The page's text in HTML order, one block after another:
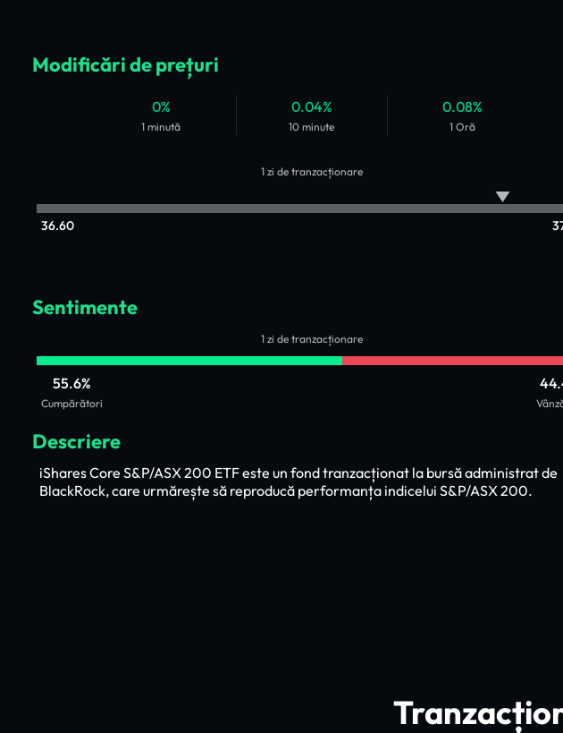
Modificări de prețuri
0%
1 minută
0.04%
10 minute
0.08%
1 Oră
1 zi de tranzacționare
36.60
Sentimente
1 zi de tranzacționare
55.6%
Cumpărători
Descriere
iShares Core S&P/ASX 200 ETF este un fond tranzacționat la bursă administrat de
BlackRock, care urmărește să reproducă performanța indicelui S&P/ASX 200.